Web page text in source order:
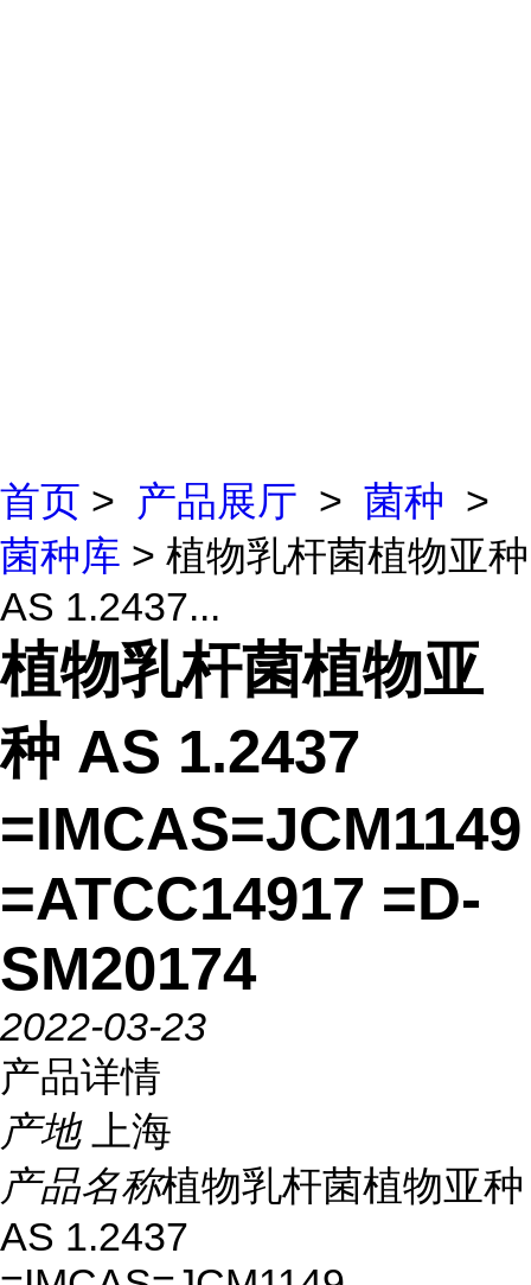
首页 > 产品展厅 > 菌种 >
菌种库 > 植物乳杆菌植物亚种
AS 1.2437...
植物乳杆菌植物亚
种 AS 1.2437
=IMCAS=JCM1149
=ATCC14917 =D-
SM20174
2022-03-23
产品详情
产地
上海
产品名称植物乳杆菌植物亚种
AS 1.2437